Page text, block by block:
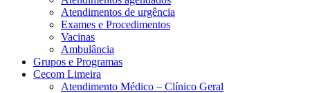
Atendimentos de urgência
Exames e Procedimentos
Vacinas
Ambulância
Grupos e Programas
Cecom Limeira
Atendimento Médico – Clínico Geral